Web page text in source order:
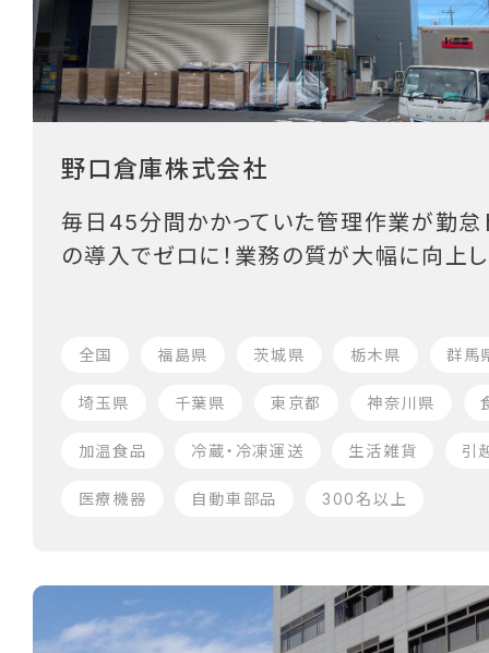
野口倉庫株式会社
毎日45分間かかっていた管理作業が勤怠
の導入でゼロに！業務の質が大幅に向上し
全国 福島県 茨城県 栃木県 群馬
埼玉県 千葉県 東京都 神奈川県
加温食品 冷蔵・冷凍運送 生活雑貨 引
医療機器 自動車部品 300名以上